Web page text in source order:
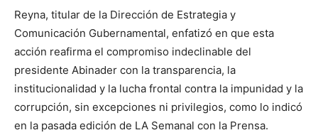
Reyna, titular de la Dirección de Estrategia y
Comunicación Gubernamental, enfatizó en que esta
acción reafirma el compromiso indeclinable del
presidente Abinader con la transparencia, la
institucionalidad y la lucha frontal contra la impunidad y la
corrupción, sin excepciones ni privilegios, como lo indicó
en la pasada edición de LA Semanal con la Prensa.